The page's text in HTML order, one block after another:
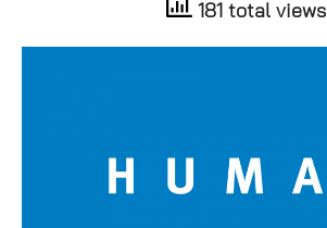
181 total views